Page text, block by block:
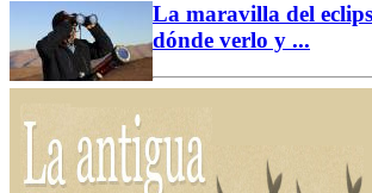
La maravilla del
dónde verlo y ...